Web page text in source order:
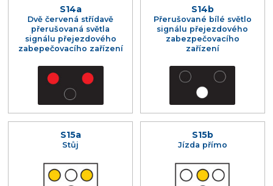
S14a
Dvě červená střídavě
přerušovaná světla
signálu přejezdového
zabepečovacího zařízení
S14b
Přerušované bílé světlo
signálu přejezdového
zabezpečovacího
zařízení
S15a
Stůj
S15b
Jízda přímo